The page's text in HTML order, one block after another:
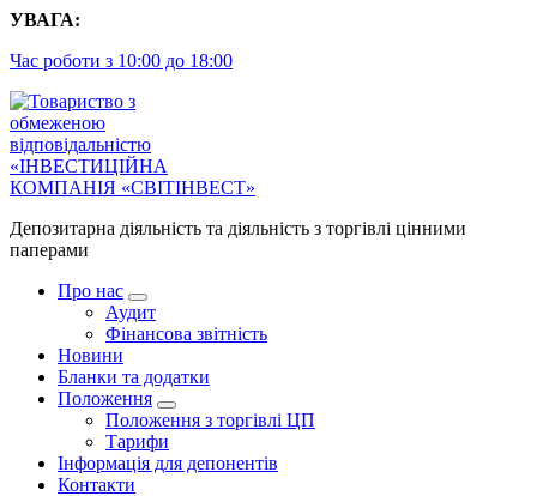
Перейти
контенту
УВАГА:
Час роботи з 10:00 до 18:00
Депозитарна діяльність та діяльність з торгівлі цінними
паперами
Про нас
Аудит
Фінансова звітність
Новини
Бланки та додатки
Положення
Положення з торгівлі ЦП
Тарифи
Інформація для депонентів
Контакти